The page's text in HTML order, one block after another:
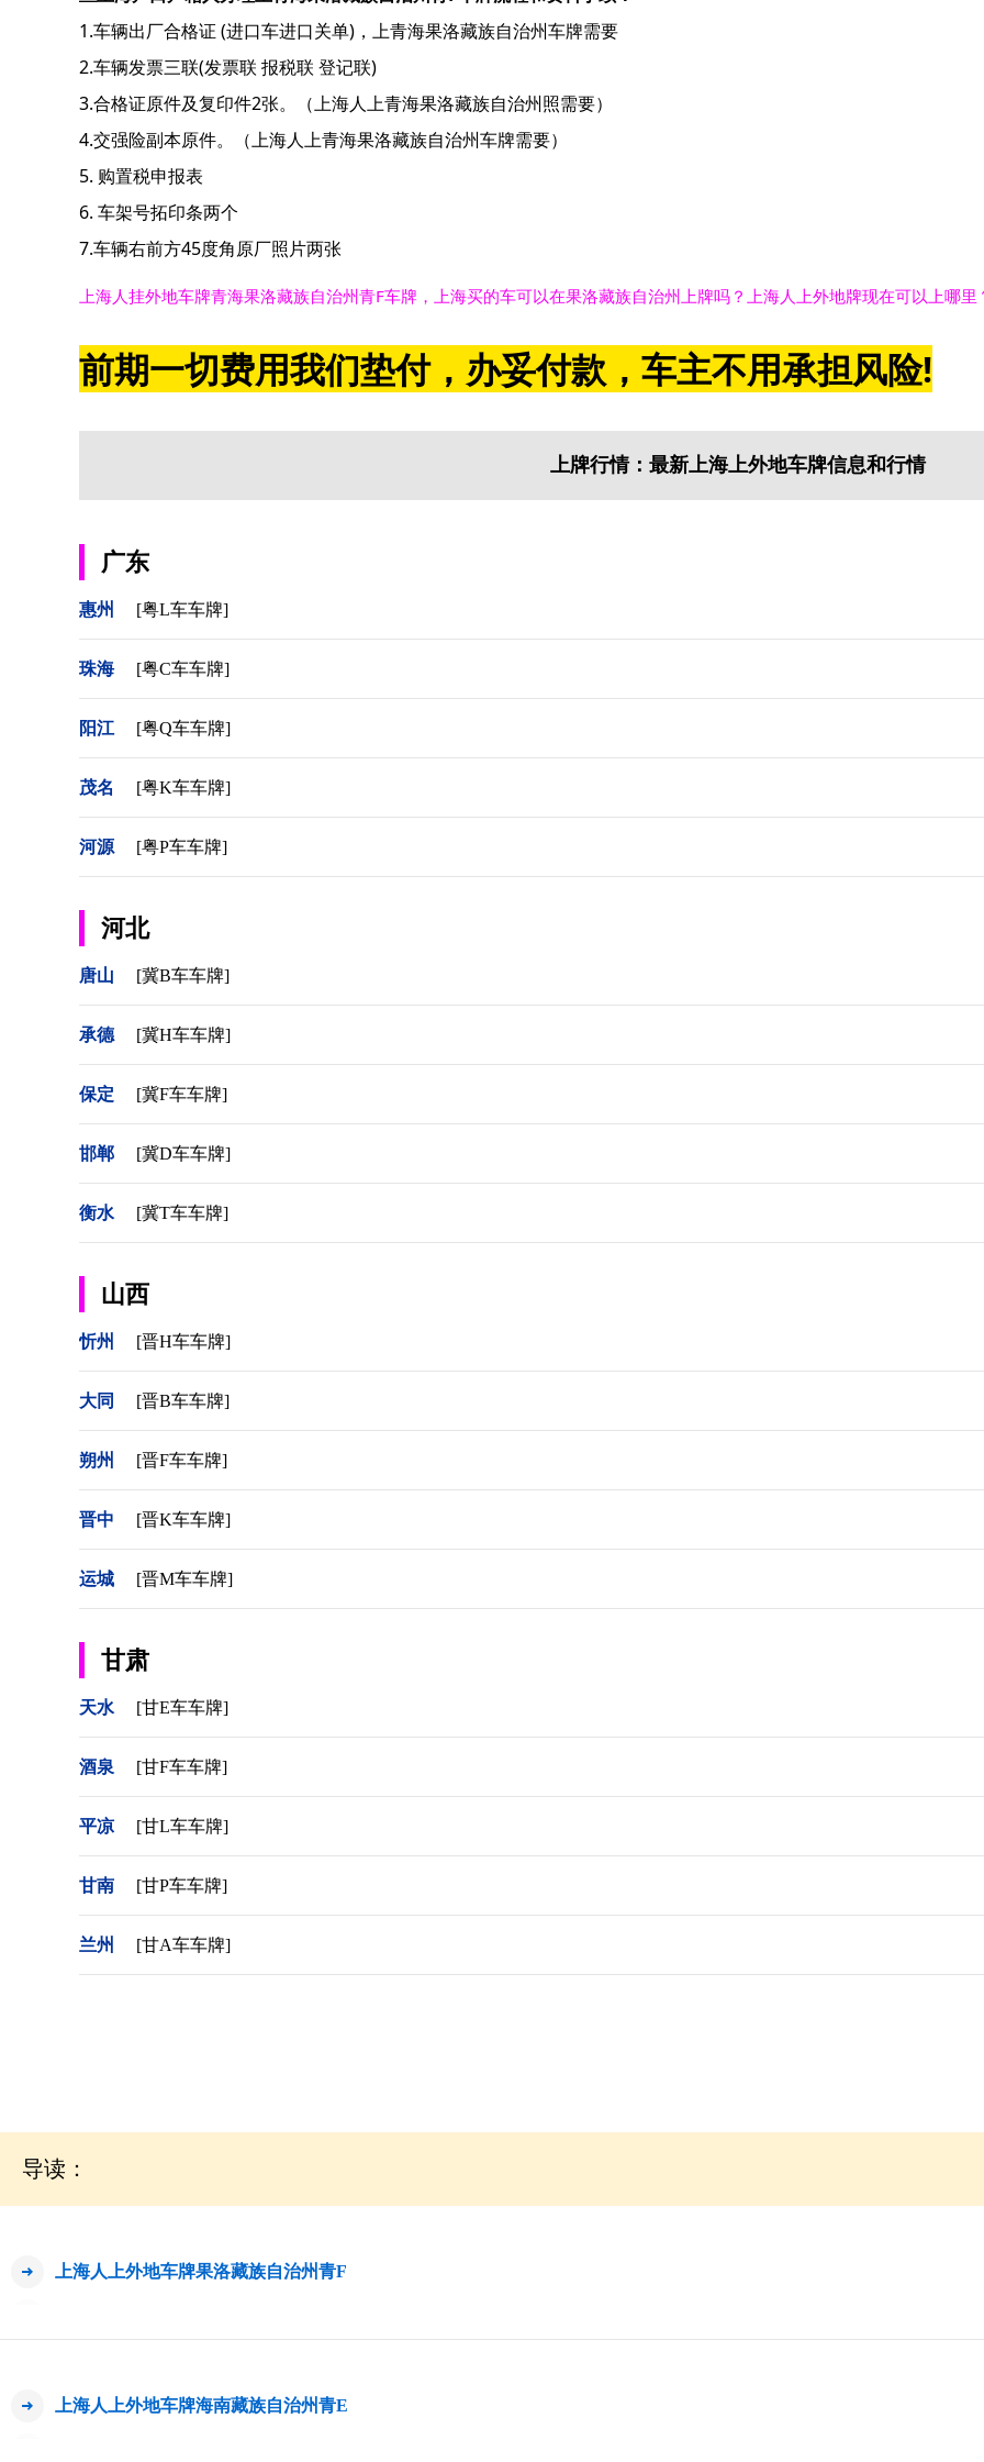
1.车辆出厂合格证 (进口车进口关单)，上青海果洛藏族自治州车牌需要
2.车辆发票三联(发票联 报税联 登记联)
3.合格证原件及复印件2张。（上海人上青海果洛藏族自治州照需要）
4.交强险副本原件。（上海人上青海果洛藏族自治州车牌需要）
5. 购置税申报表
6. 车架号拓印条两个
7.车辆右前方45度角原厂照片两张
上海人挂外地车牌青海果洛藏族自治州青F车牌，上海买的车可以在果洛藏族自治州上牌吗？上海人上外地牌现在可以上哪里
前期一切费用我们垫付，办妥付款，车主不用承担风险!
上牌行情：最新上海上外地车牌信息和行情
广东
惠州 [粤L车车牌]
珠海 [粤C车车牌]
阳江 [粤Q车车牌]
茂名 [粤K车车牌]
河源 [粤P车车牌]
河北
唐山 [冀B车车牌]
承德 [冀H车车牌]
保定 [冀F车车牌]
邯郸 [冀D车车牌]
衡水 [冀T车车牌]
山西
忻州 [晋H车车牌]
大同 [晋B车车牌]
朔州 [晋F车车牌]
晋中 [晋K车车牌]
运城 [晋M车车牌]
甘肃
天水 [甘E车车牌]
酒泉 [甘F车车牌]
平凉 [甘L车车牌]
甘南 [甘P车车牌]
兰州 [甘A车车牌]
导读：
上海人上外地车牌果洛藏族自治州青F
上海人上外地车牌海南藏族自治州青E